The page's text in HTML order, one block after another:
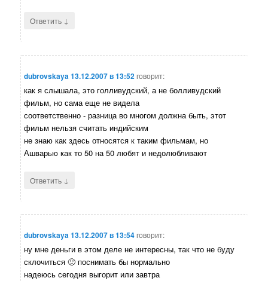
Ответить ↓
dubrovskaya13.12.2007 в 13:52говорит:
как я слышала, это голливудский, а не болливудский
фильм, но сама еще не видела
соответственно - разница во многом должна быть, этот
фильм нельзя считать индийским
не знаю как здесь относятся к таким фильмам, но
Ашварью как то 50 на 50 любят и недолюбливают
Ответить ↓
dubrovskaya13.12.2007 в 13:54говорит:
ну мне деньги в этом деле не интересны, так что не буду
склочиться 🙂 поснимать бы нормально
надеюсь сегодня выгорит или завтра